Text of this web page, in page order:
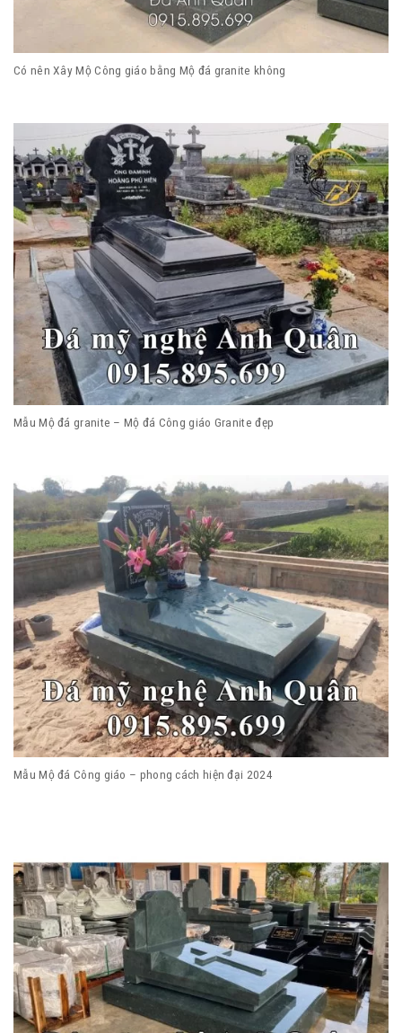
Có nên Xây Mộ Công giáo bằng Mộ đá granite không
Mẫu Mộ đá granite – Mộ đá Công giáo Granite đẹp
Mẫu Mộ đá Công giáo – phong cách hiện đại 2024